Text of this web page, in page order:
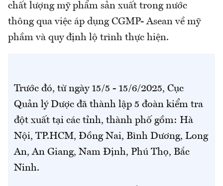
chất lượng mỹ phẩm sản xuất trong nước
thông qua việc áp dụng CGMP- Asean về mỹ
phầm và quy định lộ trình thực hiện.
Trước đó, từ ngày 15/5 - 15/6/2025, Cục
Quản lý Dược đã thành lập 5 đoàn kiểm tra
đột xuất tại các tỉnh, thành phố gồm: Hà
Nội, TP.HCM, Đồng Nai, Bình Dương, Long
An, An Giang, Nam Định, Phú Thọ, Bắc
Ninh.